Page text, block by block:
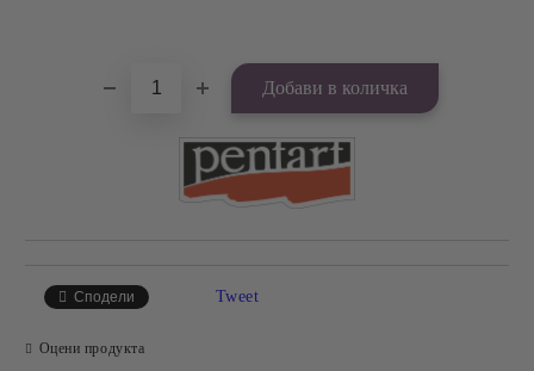
Сподели Tweet
Оцени продукта